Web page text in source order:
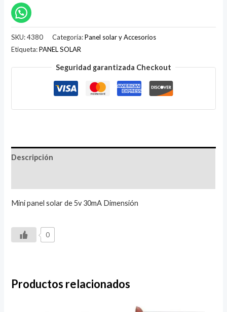
SKU:4380 Categoría:Panel solar y Accesorios
Etiqueta:PANEL SOLAR
Seguridad garantizada Checkout
Descripción
Mini panel solar de 5v 30mA Dimensión
0
Productos relacionados